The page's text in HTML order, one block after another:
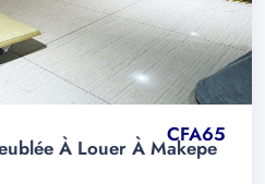
CFA65
À Louer À Makepe